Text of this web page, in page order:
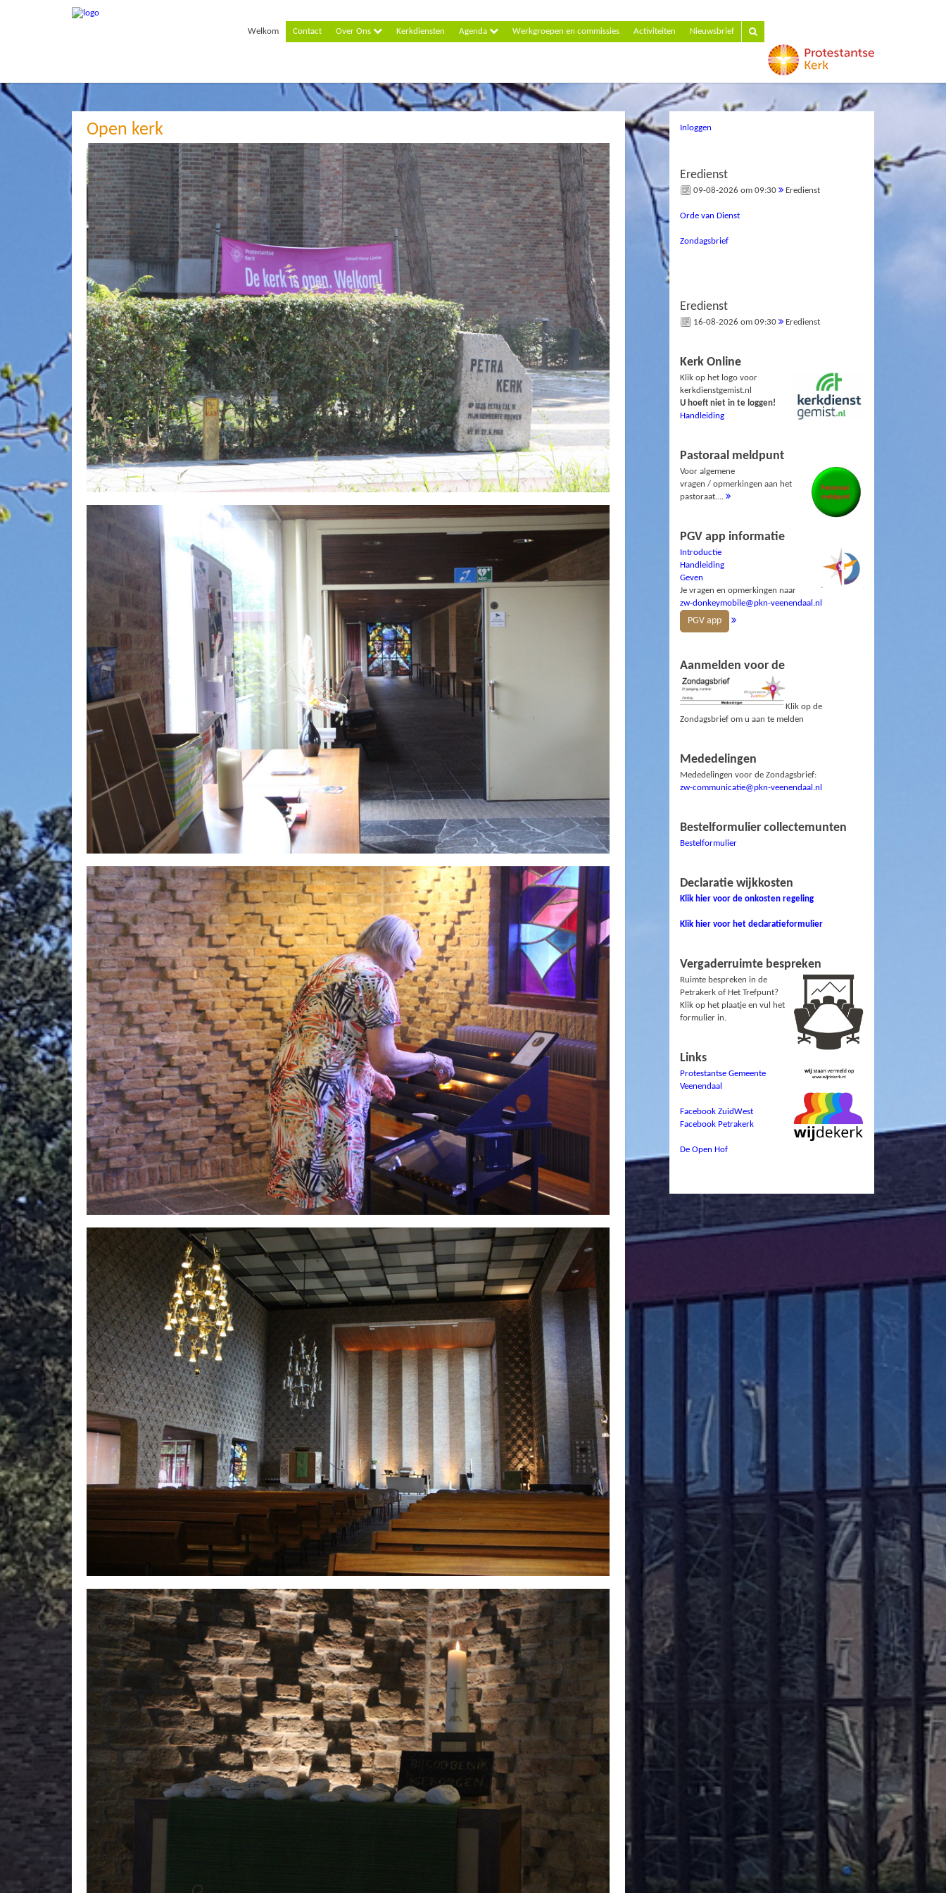
Welkom Contact Over Ons Kerkdiensten Agenda Werkgroepen en commissies Activiteiten Nieuwsbrief
Open kerk Inloggen
Eredienst
09-08-2026 om 09:30 Eredienst
Orde van Dienst
Zondagsbrief
Eredienst
16-08-2026 om 09:30 Eredienst
Kerk Online
Klik op het logo voor
kerkdienstgemist.nl
U hoeft niet in te loggen!
Handleiding
Pastoraal meldpunt
Voor algemene
vragen / opmerkingen aan het
pastoraat….
PGV app informatie
Introductie
Handleiding
Geven
Je vragen en opmerkingen naar
zw-donkeymobile@pkn-veenendaal.nl
PGV app
Aanmelden voor de
Klik op de
Zondagsbrief om u aan te melden
Mededelingen
Mededelingen voor de Zondagsbrief:
zw-communicatie@pkn-veenendaal.nl
Bestelformulier collectemunten
Bestelformulier
Declaratie wijkkosten
Klik hier voor de onkosten regeling
Klik hier voor het declaratieformulier
Vergaderruimte bespreken
Ruimte bespreken in de
Petrakerk of Het Trefpunt?
Klik op het plaatje en vul het
formulier in.
Links
Protestantse Gemeente
Veenendaal
Facebook ZuidWest
Facebook Petrakerk
De Open Hof